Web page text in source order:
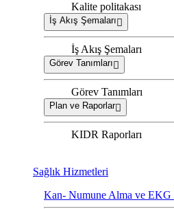
Kalite politakası
İş Akış Şemaları
İş Akış Şemaları
Görev Tanımları
Görev Tanımları
Plan ve Raporlar
KIDR Raporları
Sağlık Hizmetleri
Kan- Numune Alma ve